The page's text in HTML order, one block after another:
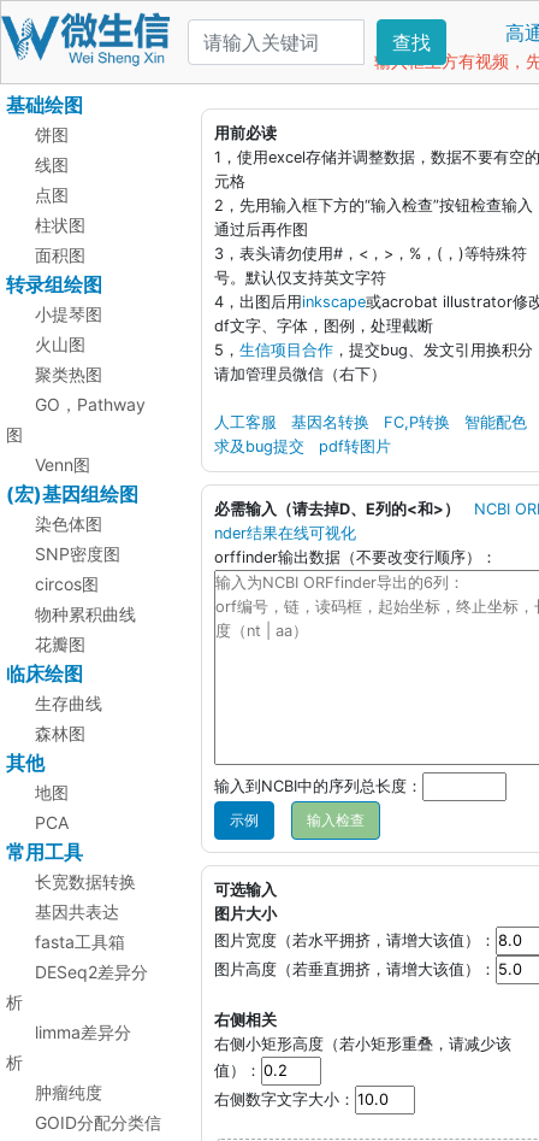
查找 高
输入框上方有视频，
基础绘图
饼图
线图
点图
柱状图
面积图
转录组绘图
小提琴图
火山图
聚类热图
GO，Pathway
图
Venn图
(宏)基因组绘图
染色体图
SNP密度图
circos图
物种累积曲线
花瓣图
临床绘图
生存曲线
森林图
其他
地图
PCA
常用工具
长宽数据转换
基因共表达
fasta工具箱
DESeq2差异分
析
limma差异分
析
肿瘤纯度
GOID分配分类信
用前必读
1，使用excel存储并调整数据，数据不要有空
元格
2，先用输入框下方的“输入检查”按钮检查输入
通过后再作图
3，表头请勿使用#，<，>，%，(，)等特殊符
号。默认仅支持英文字符
4，出图后用inkscape或acrobat illustrator修
df文字、字体，图例，处理截断
5， 生信项目合作 ，提交bug、发文引用换积分
请加管理员微信（右下）
人工客服 基因名转换 FC,P转换
智能配色
求及bug提交
pdf转图片
必需输入（请去掉D、E列的<和>）
NCBI
nder结果在线可视化
orffinder输出数据（不要改变行顺序）：
输入到NCBI中的序列总长度：
示例
可选输入
图片大小
图片宽度（若水平拥挤，请增大该值）：
图片高度（若垂直拥挤，请增大该值）：
右侧相关
右侧小矩形高度（若小矩形重叠，请减少该
值）：
右侧数字文字大小：